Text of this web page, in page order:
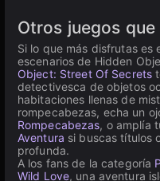
Otros juegos
Si lo que más disfrutas es
escenarios de Hidden
Object: Street Of Secrets
detectivesca de objetos
habitaciones llenas de
rompecabezas, echa un
Rompecabezas, o amplía
Aventura si buscas títulos
profunda.
A los fans de la categoría
Wild Love, una aventura